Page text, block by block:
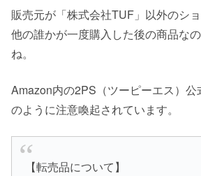
販売元が「株式会社TUF」以外のショ
他の誰かが一度購入した後の商品な
ね。
Amazon内の2PS（ツーピーエス）
のように注意喚起されています。
【転売品について】